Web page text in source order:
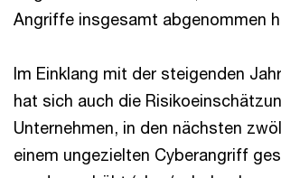
Angriffe insgesamt abgenommen
Im Einklang mit der steigenden
hat sich auch die
Unternehmen, in den nächsten
einem ungezielten Cyberangriff